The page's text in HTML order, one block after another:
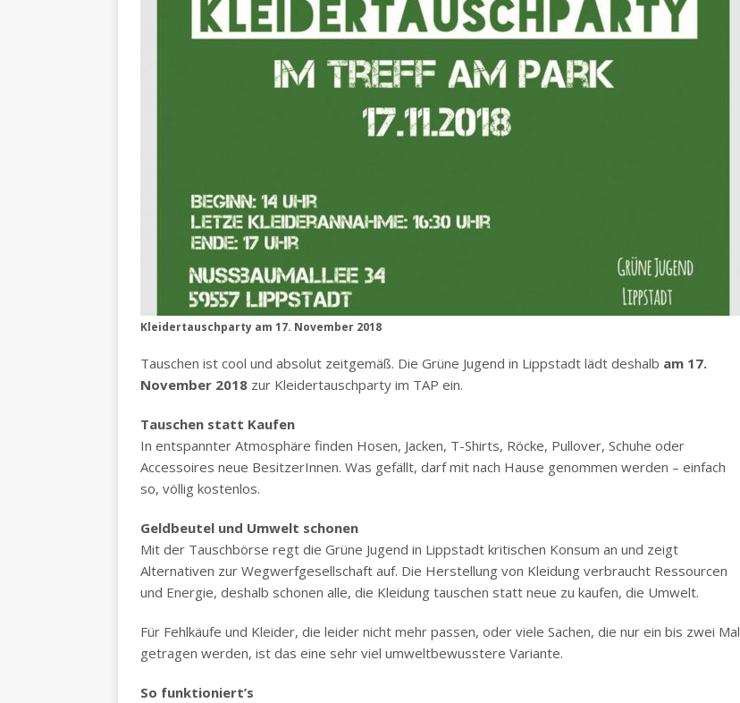
Kleidertauschparty am 17. November 2018
Tauschen ist cool und absolut zeitgemäß. Die Grüne Jugend in Lippstadt lädt deshalb am 17.
November 2018 zur Kleidertauschparty im TAP ein.
Tauschen statt Kaufen
In entspannter Atmosphäre finden Hosen, Jacken, T-Shirts, Röcke, Pullover, Schuhe oder
Accessoires neue BesitzerInnen. Was gefällt, darf mit nach Hause genommen werden – einfach
so, völlig kostenlos.
Geldbeutel und Umwelt schonen
Mit der Tauschbörse regt die Grüne Jugend in Lippstadt kritischen Konsum an und zeigt
Alternativen zur Wegwerfgesellschaft auf. Die Herstellung von Kleidung verbraucht Ressourcen
und Energie, deshalb schonen alle, die Kleidung tauschen statt neue zu kaufen, die Umwelt.
Für Fehlkäufe und Kleider, die leider nicht mehr passen, oder viele Sachen, die nur ein bis zwei Mal
getragen werden, ist das eine sehr viel umweltbewusstere Variante.
So funktioniert’s